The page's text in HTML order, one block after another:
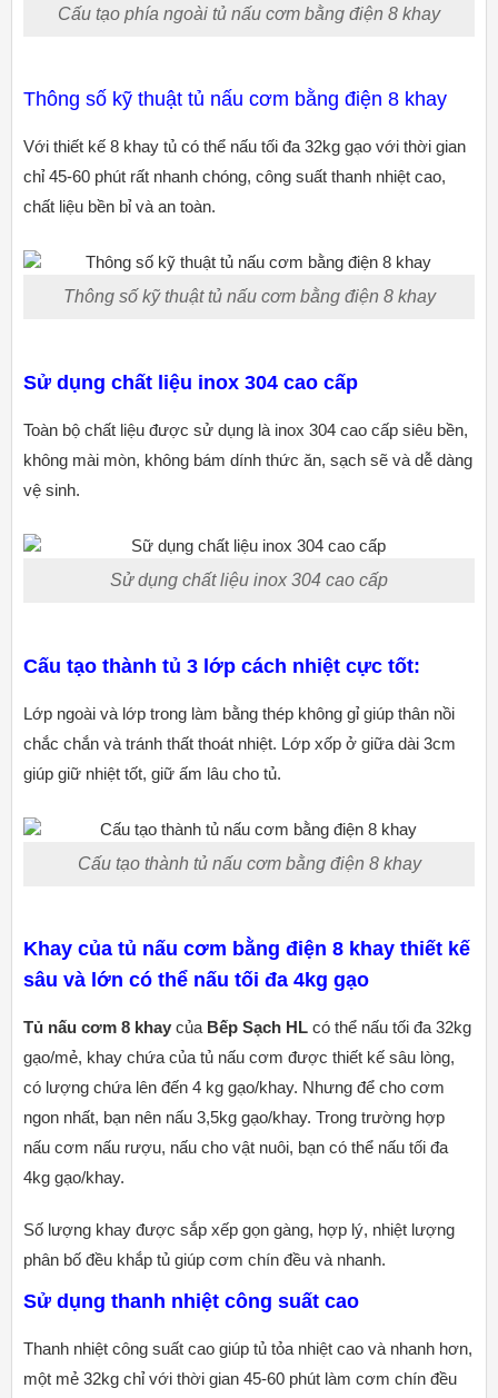
Cấu tạo phía ngoài tủ nấu cơm bằng điện 8 khay
Thông số kỹ thuật tủ nấu cơm bằng điện 8 khay
Với thiết kế 8 khay tủ có thể nấu tối đa 32kg gạo với thời gian
chỉ 45-60 phút rất nhanh chóng, công suất thanh nhiệt cao,
chất liệu bền bỉ và an toàn.
Thông số kỹ thuật tủ nấu cơm bằng điện 8 khay
Sử dụng chất liệu inox 304 cao cấp
Toàn bộ chất liệu được sử dụng là inox 304 cao cấp siêu bền,
không mài mòn, không bám dính thức ăn, sạch sẽ và dễ dàng
vệ sinh.
Sử dụng chất liệu inox 304 cao cấp
Cấu tạo thành tủ 3 lớp cách nhiệt cực tốt:
Lớp ngoài và lớp trong làm bằng thép không gỉ giúp thân nồi
chắc chắn và tránh thất thoát nhiệt. Lớp xốp ở giữa dài 3cm
giúp giữ nhiệt tốt, giữ ấm lâu cho tủ.
Cấu tạo thành tủ nấu cơm bằng điện 8 khay
Khay của tủ nấu cơm bằng điện 8 khay thiết kế
sâu và lớn có thể nấu tối đa 4kg gạo
Tủ nấu cơm 8 khay của Bếp Sạch HL có thể nấu tối đa 32kg
gạo/mẻ, khay chứa của tủ nấu cơm được thiết kế sâu lòng,
có lượng chứa lên đến 4 kg gạo/khay. Nhưng để cho cơm
ngon nhất, bạn nên nấu 3,5kg gạo/khay. Trong trường hợp
nấu cơm nấu rượu, nấu cho vật nuôi, bạn có thể nấu tối đa
4kg gạo/khay.
Số lượng khay được sắp xếp gọn gàng, hợp lý, nhiệt lượng
phân bố đều khắp tủ giúp cơm chín đều và nhanh.
Sử dụng thanh nhiệt công suất cao
Thanh nhiệt công suất cao giúp tủ tỏa nhiệt cao và nhanh hơn,
một mẻ 32kg chỉ với thời gian 45-60 phút làm cơm chín đều